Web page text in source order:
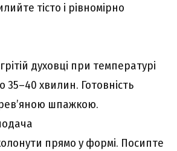
тісто і рівномірно
духовці при температурі
35–40 хвилин. Готовність
шпажкою.
прямо у формі. Посипте